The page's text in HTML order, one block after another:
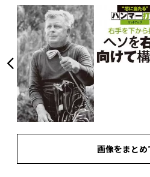
画像をまとめ